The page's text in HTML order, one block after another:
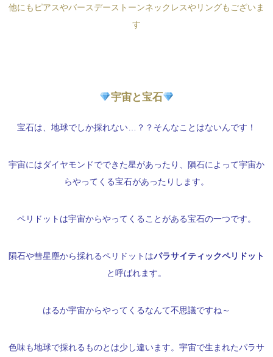
他にもピアスやバースデーストーンネックレスやリングもございま
す
宇宙と宝石
宝石は、地球でしか採れない…？？そんなことはないんです！
宇宙にはダイヤモンドでできた星があったり、隕石によって宇宙か
らやってくる宝石があったりします。
ペリドットは宇宙からやってくることがある宝石の一つです。
隕石や彗星塵から採れるペリドットはパラサイティックペリドット
と呼ばれます。
はるか宇宙からやってくるなんて不思議ですね～
色味も地球で採れるものとは少し違います。宇宙で生まれたパラサ